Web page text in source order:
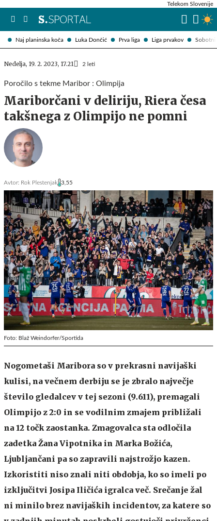
Naj planinska koča Luka Dončić Prva liga Liga prvakov Sobotni
Telekom Slovenije
Nedelja, 19. 2. 2023, 17.21 2 leti
Poročilo s tekme Maribor : Olimpija
Mariborčani v deliriju, Riera česa
takšnega z Olimpijo ne pomni
Avtor: Rok Plestenjak 3,55
Foto: Blaž Weindorfer/Sportida
Nogometaši Maribora so v prekrasni navijaški
kulisi, na večnem derbiju se je zbralo največje
število gledalcev v tej sezoni (9.611), premagali
Olimpijo z 2:0 in se vodilnim zmajem približali
na 12 točk zaostanka. Zmagovalca sta odločila
zadetka Žana Vipotnika in Marka Božića,
Ljubljančani pa so zapravili najstrožjo kazen.
Izkoristiti niso znali niti obdobja, ko so imeli po
izključitvi Josipa Iličića igralca več. Srečanje žal
ni minilo brez navijaških incidentov, za katere so